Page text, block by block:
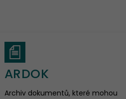
ARDOK
Archiv dokumentů, které mohou